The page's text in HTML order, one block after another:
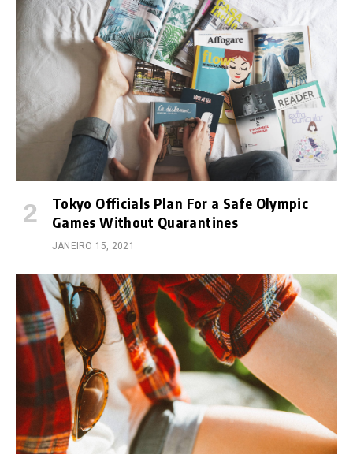
Tokyo Officials Plan For a Safe Olympic
Games Without Quarantines
JANEIRO 15, 2021